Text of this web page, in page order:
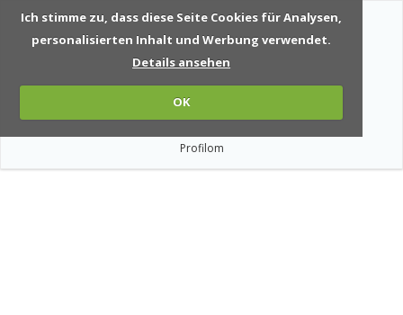
Ich stimme zu, dass diese Seite Cookies für Analysen,
personalisierten Inhalt und Werbung verwendet.
Details ansehen
OK
Profilom